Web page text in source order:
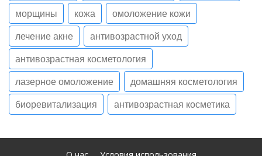
морщины
кожа
омоложение кожи
лечение акне
антивозрастной уход
антивозрастная косметология
лазерное омоложение
домашняя косметология
биоревитализация
антивозрастная косметика